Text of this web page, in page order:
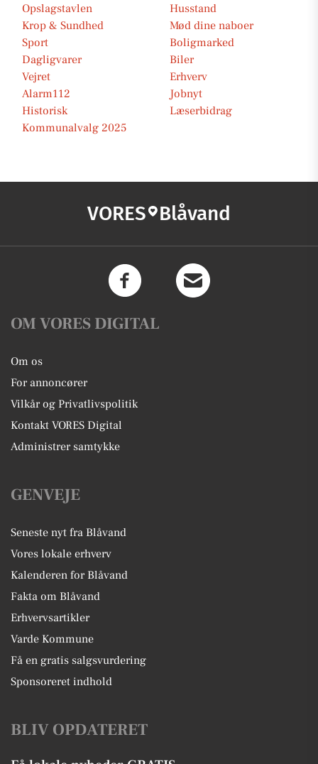
Opslagstavlen
Husstand
Krop & Sundhed
Mød dine naboer
Sport
Boligmarked
Dagligvarer
Biler
Vejret
Erhverv
Alarm112
Jobnyt
Historisk
Læserbidrag
Kommunalvalg 2025
VORES Blåvand
OM VORES DIGITAL
Om os
For annoncører
Vilkår og Privatlivspolitik
Kontakt VORES Digital
Administrer samtykke
GENVEJE
Seneste nyt fra Blåvand
Vores lokale erhverv
Kalenderen for Blåvand
Fakta om Blåvand
Erhvervsartikler
Varde Kommune
Få en gratis salgsvurdering
Sponsoreret indhold
BLIV OPDATERET